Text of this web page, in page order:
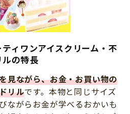
ィワンアイスクリーム・不
の特長
見ながら、お金・お買い物の
リルです。本物と同じサイズ
ながらお金が学べるおかいも